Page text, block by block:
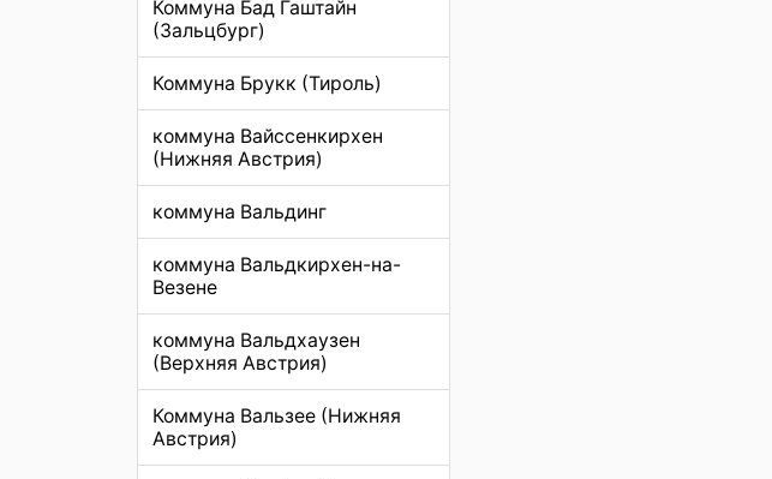
Коммуна Бад Гаштайн
(Зальцбург)
Коммуна Брукк (Тироль)
коммуна Вайссенкирхен
(Нижняя Австрия)
коммуна Вальдинг
коммуна Вальдкирхен-на-
Везене
коммуна Вальдхаузен
(Верхняя Австрия)
Коммуна Вальзее (Нижняя
Австрия)